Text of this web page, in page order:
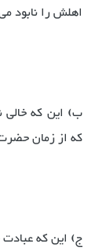
اهلش را نابود
ب) این که
که از زمان
ج) این که